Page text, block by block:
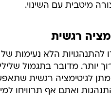
מיטבית עם השינוי.
רגשית
להתנהגויות הלא נעימות
יותר. מדובר בתגמול
לגיטימציה רגשית
ואתם אף תרוויחו